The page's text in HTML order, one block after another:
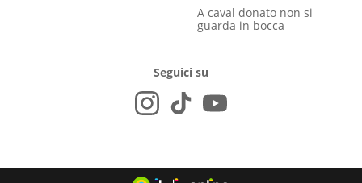
A caval donato non si
guarda in bocca
Seguici su